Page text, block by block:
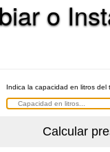
o
Indica la capacidad en litros del